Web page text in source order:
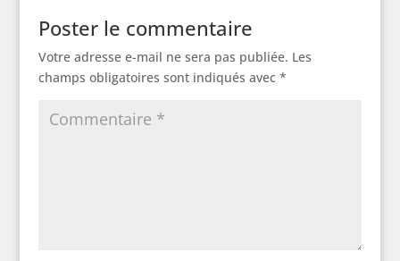
Poster le commentaire
Votre adresse e-mail ne sera pas publiée. Les
champs obligatoires sont indiqués avec *